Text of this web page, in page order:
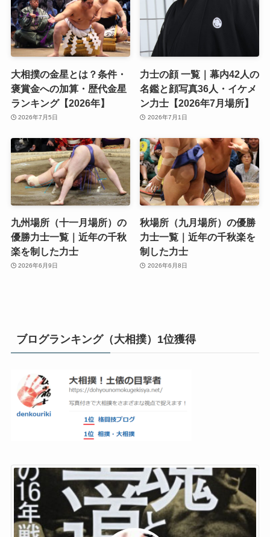
大相撲の金星とは？条件・
褒賞金への加算・歴代金星
ランキング【2026年】
2026年7月5日
力士の顔 一覧｜幕内42人の
名鑑と顔写真36人・イケメ
ン力士【2026年7月場所】
2026年7月1日
九州場所（十一月場所）の
優勝力士一覧｜近年の千秋
楽を制した力士
2026年6月9日
秋場所（九月場所）の優勝
力士一覧｜近年の千秋楽を
制した力士
2026年6月8日
ブログランキング（大相撲）1位獲得